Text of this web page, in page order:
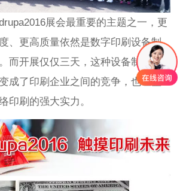
展会最重要的主题之一，更
、更高质量依然是数字印刷设备制
而开展仅仅三天，这种设备制造商
成了印刷企业之间的竞争，也让整
印刷的强大实力。